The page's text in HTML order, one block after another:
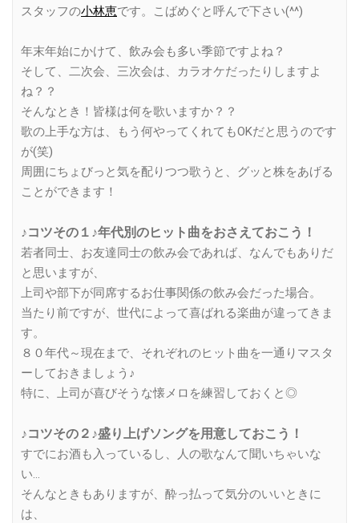
スタッフの小林恵です。こばめぐと呼んで下さい(^^)
年末年始にかけて、飲み会も多い季節ですよね？
そして、二次会、三次会は、カラオケだったりしますよ
ね？？
そんなとき！皆様は何を歌いますか？？
歌の上手な方は、もう何やってくれてもOKだと思うのです
が(笑)
周囲にちょびっと気を配りつつ歌うと、グッと株をあげる
ことができます！
♪コツその１♪年代別のヒット曲をおさえておこう！
若者同士、お友達同士の飲み会であれば、なんでもありだ
と思いますが、
上司や部下が同席するお仕事関係の飲み会だった場合。
当たり前ですが、世代によって喜ばれる楽曲が違ってきま
す。
８０年代～現在まで、それぞれのヒット曲を一通りマスタ
ーしておきましょう♪
特に、上司が喜びそうな懐メロを練習しておくと◎
♪コツその２♪盛り上げソングを用意しておこう！
すでにお酒も入っているし、人の歌なんて聞いちゃいな
い…
そんなときもありますが、酔っ払って気分のいいときに
は、